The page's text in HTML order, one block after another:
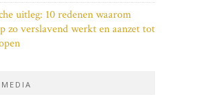
uitleg: 10 redenen waarom
zo verslavend werkt en aanzet tot